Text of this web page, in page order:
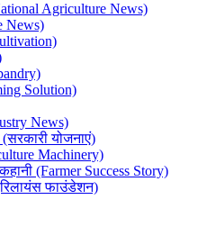
Agriculture News)
News)
Solution)
News)
योजनाएं)
Machinery)
(Farmer Success Story)
फाउंडेशन)